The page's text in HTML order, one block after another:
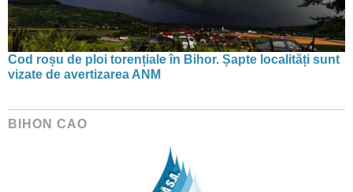
Cod roșu de ploi torențiale în Bihor. Șapte localități sunt
vizate de avertizarea ANM
BIHON CAO